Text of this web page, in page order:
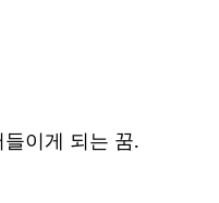
이게 되는 꿈.